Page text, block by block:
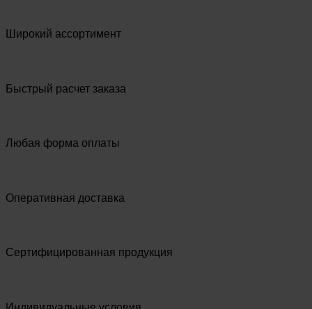
Широкий ассортимент
Быстрый расчет заказа
Любая форма оплаты
Оперативная доставка
Сертифицированная продукция